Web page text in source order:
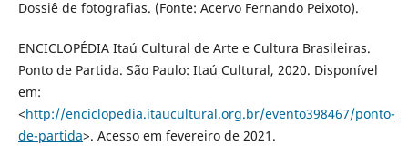
Dossiê de fotografias. (Fonte: Acervo Fernando Peixoto).
ENCICLOPÉDIA Itaú Cultural de Arte e Cultura Brasileiras.
Ponto de Partida. São Paulo: Itaú Cultural, 2020. Disponível
em:
<http://enciclopedia.itaucultural.org.br/evento398467/ponto-
de-partida>. Acesso em fevereiro de 2021.